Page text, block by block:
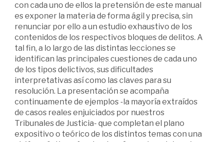
con cada uno de ellos la pretensión de este manual
es exponer la materia de forma ágil y precisa, sin
renunciar por ello a un estudio exhaustivo de los
contenidos de los respectivos bloques de delitos. A
tal fin, a lo largo de las distintas lecciones se
identifican las principales cuestiones de cada uno
de los tipos delictivos, sus dificultades
interpretativas así como las claves para su
resolución. La presentación se acompaña
continuamente de ejemplos -la mayoría extraídos
de casos reales enjuiciados por nuestros
Tribunales de Justicia- que completan el plano
expositivo o teórico de los distintos temas con una